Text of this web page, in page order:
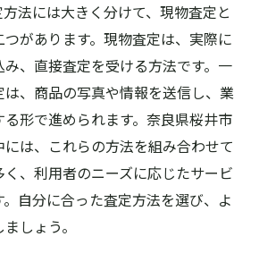
法には大きく分けて、現物査定と
があります。現物査定は、実際に
、直接査定を受ける方法です。一
、商品の写真や情報を送信し、業
形で進められます。奈良県桜井市
は、これらの方法を組み合わせて
、利用者のニーズに応じたサービ
自分に合った査定方法を選び、よ
しょう。